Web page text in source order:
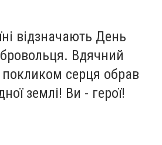
відзначають День
Вдячний
серця обрав
землі! Ви - герої!